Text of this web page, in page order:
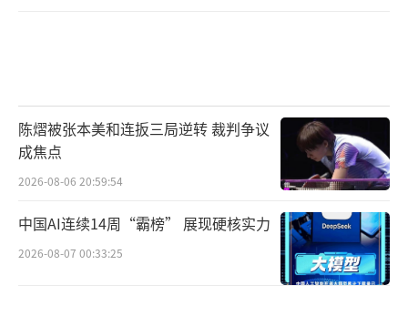
对空间。而这轮牛市的走势，依旧延续了“先
估值修复、后业绩爆发”的经典节奏。牛市上
半场，市场以估值修复为主，此前超跌的国防
军工、有色金属、非银金融率先企稳反弹，指
数稳步走高，随后经历2个月的横盘震荡、分歧
洗盘，清洗不坚定筹码，为后续行情蓄力。
陈熠被张本美和连扳三局逆转 裁判争议
成焦点
2026-08-06 20:59:54
中国AI连续14周“霸榜” 展现硬核实力
2026-08-07 00:33:25